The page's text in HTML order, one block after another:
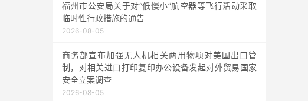
福州市公安局关于对“低慢小”航空器等飞行活动采取
临时性行政措施的通告
2026-08-05
商务部宣布加强无人机相关两用物项对美国出口管
制，对相关进口打印复印办公设备发起对外贸易国家
安全立案调查
2026-08-05